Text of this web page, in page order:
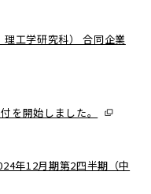
工学研究科） 合同企業
を開始しました。
年12月期第2四半期（中